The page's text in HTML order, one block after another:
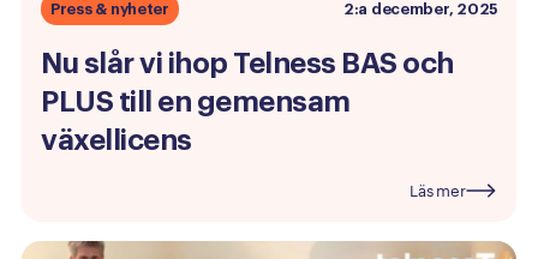
Press & nyheter 2:a december, 2025
Nu slårvi ihop Telness BAS och
PLUS till en gemensam
växellicens
Läs mer